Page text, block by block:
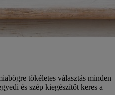
tökéletes választás minden
és szép kiegészítőt keres a